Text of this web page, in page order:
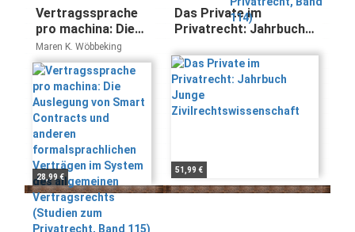
Vertragssprache
pro machina: Die
Auslegung von
Smart Contracts
und anderen
formalsprachlichen
Verträgen im
System des
allgemeinen
Vertragsrechts
(Studien zum
Privatrecht, Band
115)
Maren K. Wöbbeking
28,99 €
Das Private im
Privatrecht: Jahrbuch
Zivilrechtswissenschaft
51,99 €